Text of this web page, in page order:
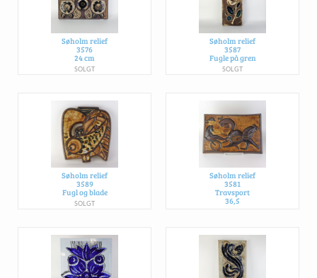
Søholm relief
3576
24 cm
SOLGT
Søholm relief
3587
Fugle på gren
SOLGT
Søholm relief
3589
Fugl og blade
SOLGT
Søholm relief
3581
Travsport
36,5